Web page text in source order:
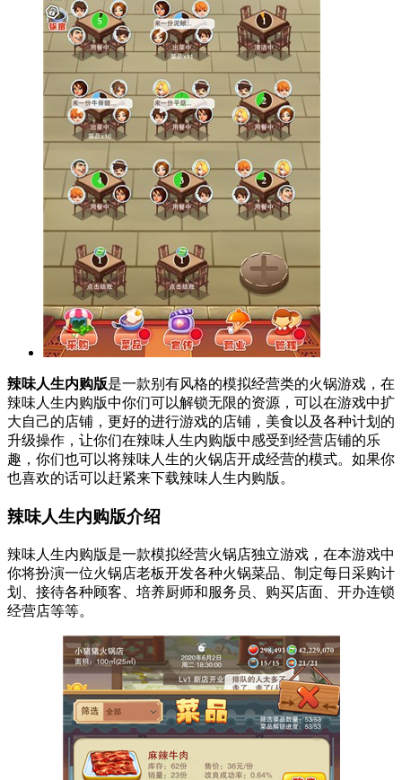
辣味人生内购版是一款别有风格的模拟经营类的火锅游戏，在
辣味人生内购版中你们可以解锁无限的资源，可以在游戏中扩
大自己的店铺，更好的进行游戏的店铺，美食以及各种计划的
升级操作，让你们在辣味人生内购版中感受到经营店铺的乐
趣，你们也可以将辣味人生的火锅店开成经营的模式。如果你
也喜欢的话可以赶紧来下载辣味人生内购版。
辣味人生内购版介绍
辣味人生内购版是一款模拟经营火锅店独立游戏，在本游戏中
你将扮演一位火锅店老板开发各种火锅菜品、制定每日采购计
划、接待各种顾客、培养厨师和服务员、购买店面、开办连锁
经营店等等。